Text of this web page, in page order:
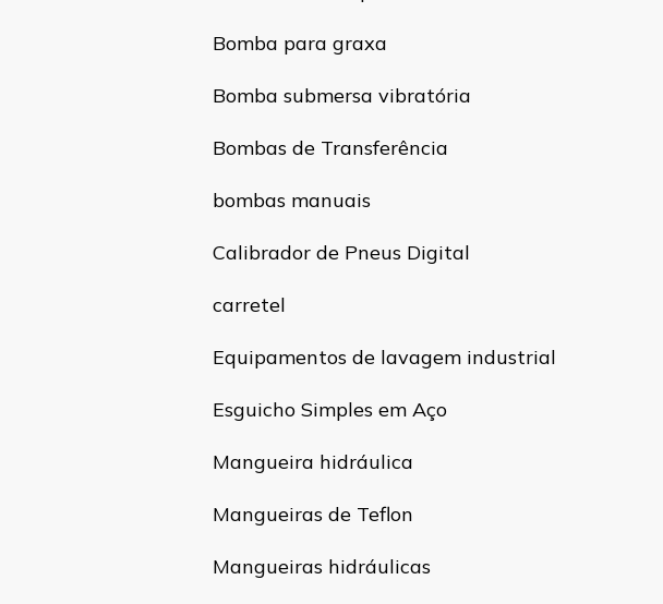
Bomba para graxa
Bomba submersa vibratória
Bombas de Transferência
bombas manuais
Calibrador de Pneus Digital
carretel
Equipamentos de lavagem industrial
Esguicho Simples em Aço
Mangueira hidráulica
Mangueiras de Teflon
Mangueiras hidráulicas